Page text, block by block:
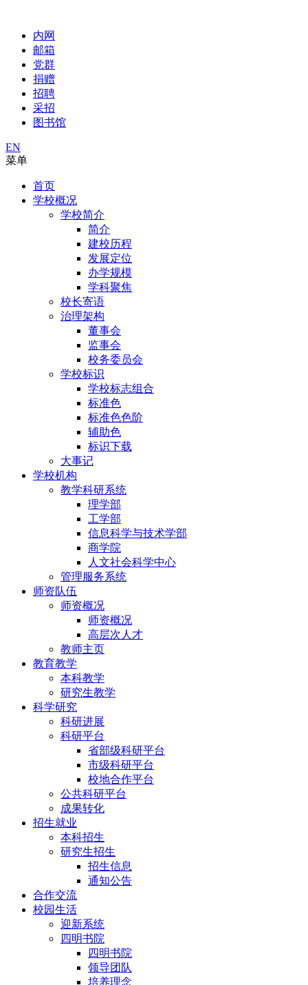
内网
邮箱
党群
捐赠
招聘
采招
图书馆
EN
菜单
首页
学校概况
学校简介
简介
建校历程
发展定位
办学规模
学科聚焦
校长寄语
治理架构
董事会
监事会
校务委员会
学校标识
学校标志组合
标准色
标准色色阶
辅助色
标识下载
大事记
学校机构
教学科研系统
理学部
工学部
信息科学与技术学部
商学院
人文社会科学中心
管理服务系统
师资队伍
师资概况
师资概况
高层次人才
教师主页
教育教学
本科教学
研究生教学
科学研究
科研进展
科研平台
省部级科研平台
市级科研平台
校地合作平台
公共科研平台
成果转化
招生就业
本科招生
研究生招生
招生信息
通知公告
合作交流
校园生活
迎新系统
四明书院
四明书院
领导团队
培养理念